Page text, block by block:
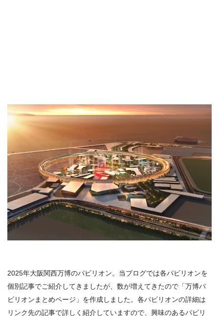
2025年大阪関西万博のパビリオン。当ブログでは各パビリオンを
個別記事でご紹介してきましたが、数が増えてきたので「万博パ
ビリオンまとめページ」を作成しました。各パビリオンの詳細は
リンク先の記事で詳しく紹介していますので、興味のあるパビリ